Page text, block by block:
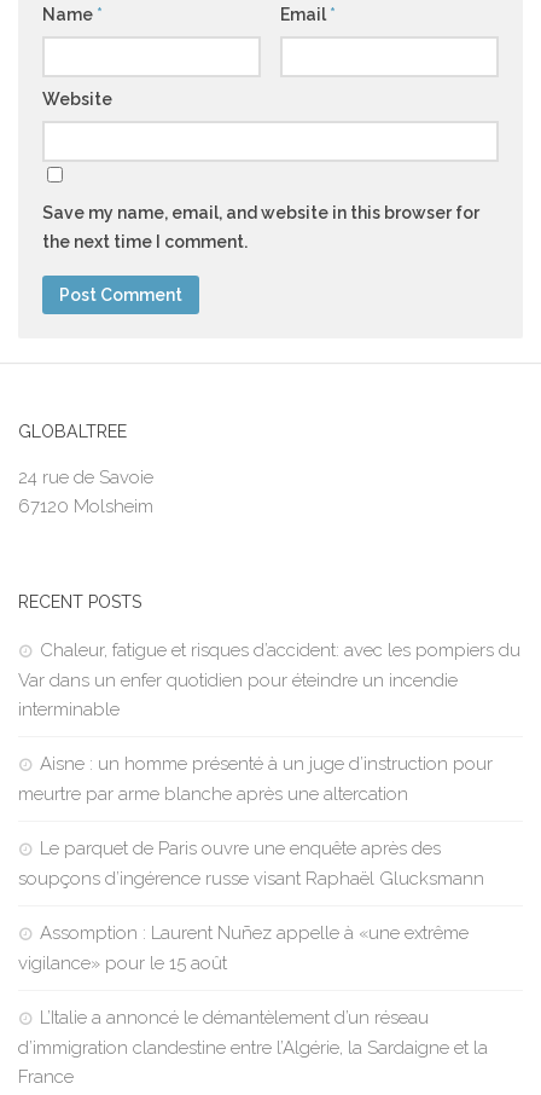
Name * Email *
Website
Save my name, email, and website in this browser for
the next time I comment.
GLOBALTREE
24 rue de Savoie
67120 Molsheim
RECENT POSTS
Chaleur, fatigue et risques d’accident: avec les pompiers du
Var dans un enfer quotidien pour éteindre un incendie
interminable
Aisne : un homme présenté à un juge d’instruction pour
meurtre par arme blanche après une altercation
Le parquet de Paris ouvre une enquête après des
soupçons d’ingérence russe visant Raphaël Glucksmann
Assomption : Laurent Nuñez appelle à «une extrême
vigilance» pour le 15 août
L’Italie a annoncé le démantèlement d’un réseau
d’immigration clandestine entre l’Algérie, la Sardaigne et la
France